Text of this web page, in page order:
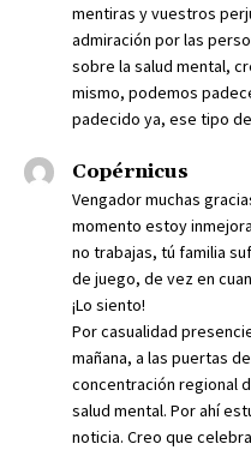
mentiras y vuestros
admiración por las
sobre la salud mental,
mismo, podemos
padecido ya, ese tipo
Copérnicus
Vengador muchas
momento estoy
no trabajas, tú familia
de juego, de vez en
¡Lo siento!
Por casualidad
mañana, a las puertas
concentración regional
salud mental. Por ahí
noticia. Creo que